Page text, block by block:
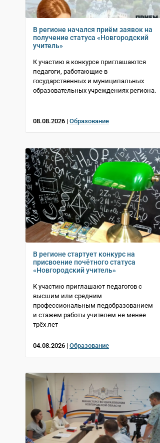
В регионе начался приём заявок на
получение статуса «Новгородский
учитель»
К участию в конкурсе приглашаются
педагоги, работающие в
государственных и муниципальных
образовательных учреждениях региона.
08.08.2026 | Образование
В регионе стартует конкурс на
присвоение почётного статуса
«Новгородский учитель»
К участию приглашают педагогов с
высшим или средним
профессиональным педобразованием
и стажем работы учителем не менее
трёх лет
04.08.2026 | Образование